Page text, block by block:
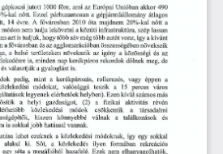
gépkocsi jutott 1000 főre, ami az Európai Unióban akkor 490
kal nőtt. Ezzel párhuzamosan a gépjárműállomány átlagos
14 évre. A fővárosban 2010 óta majdnem 20%-kal nőtt a
módon nem tudja lekövetni a közúti infrastruktúra, szép lassan
azt is tudjuk, hogy több sáv még több autót vonz, így a kívánt
a fővárosban és az agglomerációban összességében növekszik
a belső területeken növekszik az igény a közösségi és az
is, minden nap kerékpáros rekordok dőlnek meg, de
és választják a gyaloglást is.
pedig, mint a kerékpározás, rollerezés, vagy éppen a
módokat, valósággá teszik a 15 perces város
legyenek elérhetőek helyben). Ezen kívül számos más
ősítik a helyi gazdaságot, (2) a fizikai aktivitás
révén
őbb közlekedési módok csökkentik a
társadalmi
ők, hiszen könnyebbé válnak a találkozások
és
is sokkal jobb hatással vannak.
lehet ezeknek a közlekedési módoknak, így egy sokkal
alakul ki. Sőt, a közlekedés ilyen formában
rekreációs
egy séta a megállóból hazafelé. Ezek nem elhanyagolhatók,